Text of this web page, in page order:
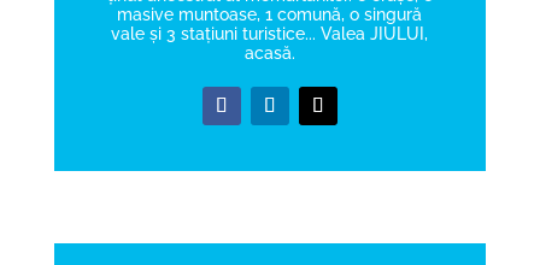
masive muntoase, 1 comună, o singură
vale și 3 stațiuni turistice... Valea JIULUI,
acasă.